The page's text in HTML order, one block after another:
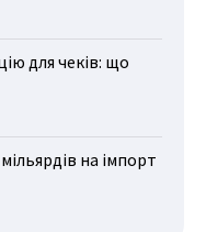
для чеків: що
на імпорт